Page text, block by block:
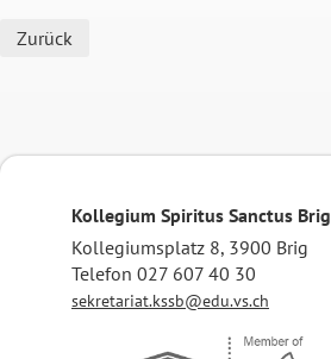
Zurück
Kollegium Spiritus Sanctus Brig
Kollegiumsplatz 8, 3900 Brig
Telefon 027 607 40 30
sekretariat.kssb@edu.vs.ch